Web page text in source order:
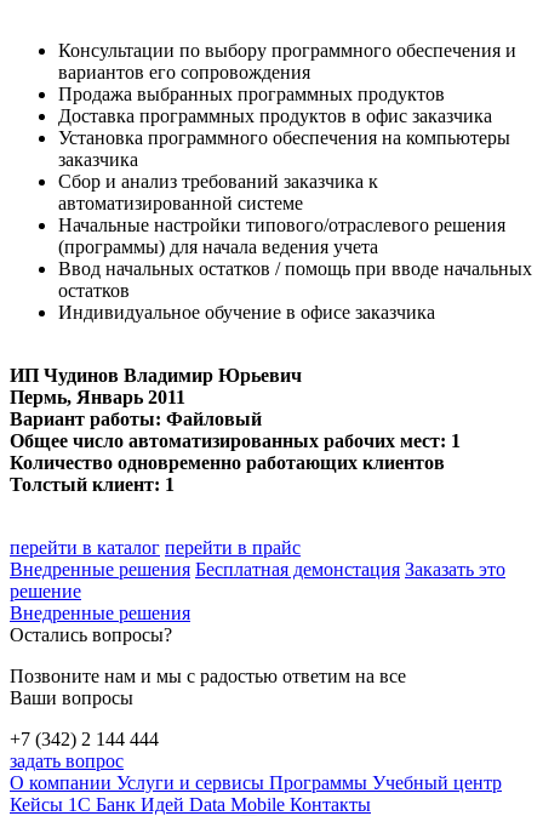
Консультации по выбору программного обеспечения и
вариантов его сопровождения
Продажа выбранных программных продуктов
Доставка программных продуктов в офис заказчика
Установка программного обеспечения на компьютеры
заказчика
Сбор и анализ требований заказчика к
автоматизированной системе
Начальные настройки типового/отраслевого решения
(программы) для начала ведения учета
Ввод начальных остатков / помощь при вводе начальных
остатков
Индивидуальное обучение в офисе заказчика
ИП Чудинов Владимир Юрьевич
Пермь, Январь 2011
Вариант работы: Файловый
Общее число автоматизированных рабочих мест: 1
Количество одновременно работающих клиентов
Толстый клиент: 1
перейти в каталог перейти в прайс
Внедренные решения Бесплатная демонстация Заказать это
решение
Внедренные решения
Остались вопросы?
Позвоните нам и мы с радостью ответим на все
Ваши вопросы
+7 (342) 2 144 444
задать вопрос
О компании Услуги и сервисы Программы Учебный центр
Кейсы 1С Банк Идей Data Mobile Контакты